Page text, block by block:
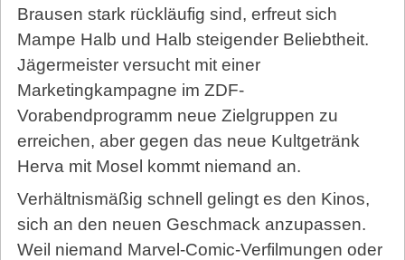
Brausen stark rückläufig sind, erfreut sich
Mampe Halb und Halb steigender Beliebtheit.
Jägermeister versucht mit einer
Marketingkampagne im ZDF-
Vorabendprogramm neue Zielgruppen zu
erreichen, aber gegen das neue Kultgetränk
Herva mit Mosel kommt niemand an.
Verhältnismäßig schnell gelingt es den Kinos,
sich an den neuen Geschmack anzupassen.
Weil niemand Marvel-Comic-Verfilmungen oder